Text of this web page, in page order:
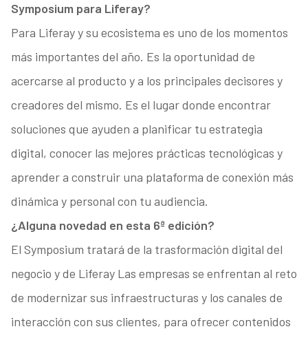
Symposium para Liferay?
Para Liferay y su ecosistema es uno de los momentos
más importantes del año. Es la oportunidad de
acercarse al producto y a los principales decisores y
creadores del mismo. Es el lugar donde encontrar
soluciones que ayuden a planificar tu estrategia
digital, conocer las mejores prácticas tecnológicas y
aprender a construir una plataforma de conexión más
dinámica y personal con tu audiencia.
¿Alguna novedad en esta 6ª edición?
El Symposium tratará de la trasformación digital del
negocio y de Liferay Las empresas se enfrentan al reto
de modernizar sus infraestructuras y los canales de
interacción con sus clientes, para ofrecer contenidos